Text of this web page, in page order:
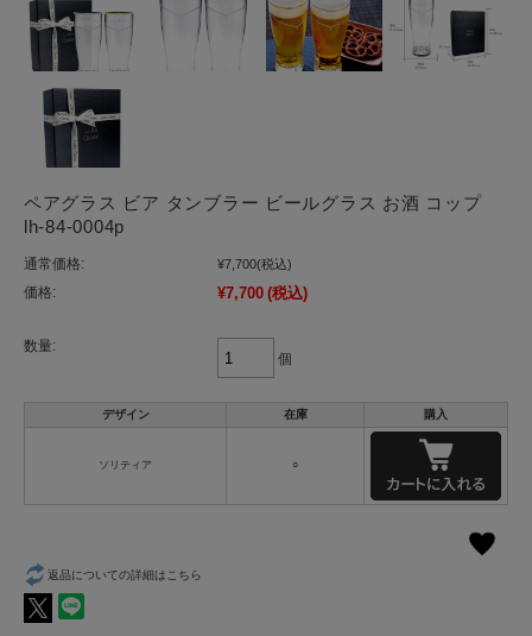
ペアグラス ビア タンブラー ビールグラス お酒 コップ
lh-84-0004p
通常価格: ¥7,700(税込)
価格: ¥7,700 (税込)
数量:
個
デザイン 在庫 購入
ソリティア ○
返品についての詳細はこちら